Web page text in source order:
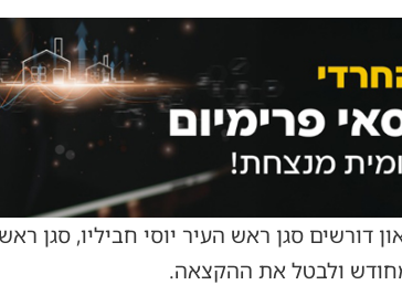
סגן ראש העיר יוסי חביליו, סגן
ולבטל את ההקצאה.